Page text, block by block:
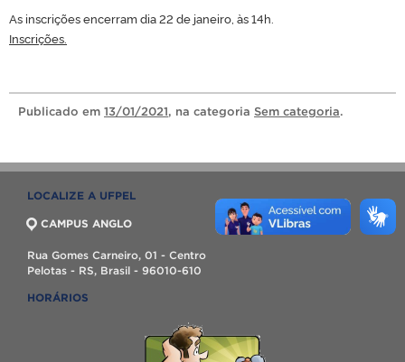
As inscrições encerram dia 22 de janeiro, às 14h.
Inscrições.
Publicado em 13/01/2021, na categoria Sem categoria.
LOCALIZE A UFPEL
CAMPUS ANGLO
Rua Gomes Carneiro, 01 - Centro
Pelotas - RS, Brasil - 96010-610
HORÁRIOS